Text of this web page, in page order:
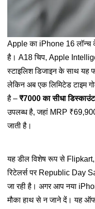
Apple का iPhone 16 लॉन्च के
है। A18 चिप, Apple
स्टाइलिश डिजाइन के साथ यह
लेकिन अब एक लिमिटेड टाइम
है – ₹7000 का सीधा डिस्काउंट
उपलब्ध है, जहां MRP
जाती है।
यह डील विशेष रूप से
रिटेलर्स पर Republic Day
जा रही है। अगर आप नया
मौका हाथ से न जाने दें। यह